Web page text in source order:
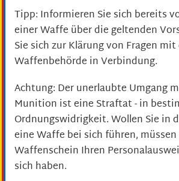
Tipp: Informieren Sie sich bereits
einer Waffe über die geltenden
Sie sich zur Klärung von Fragen
Waffenbehörde in Verbindung.
Achtung: Der unerlaubte Umgang
Munition ist eine Straftat - in
Ordnungswidrigkeit.Wollen Sie in
eine Waffe bei sich führen,
Waffenschein Ihren
sich haben.